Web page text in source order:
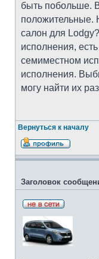
быть побольше.
положительные.
салон для
исполнения,
семиместном
исполнения.
могу найти их
Вернуться к началу
Заголовок